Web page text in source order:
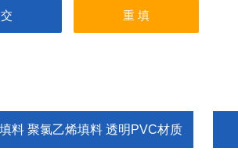
料 聚氯乙烯填料 透明PVC材质